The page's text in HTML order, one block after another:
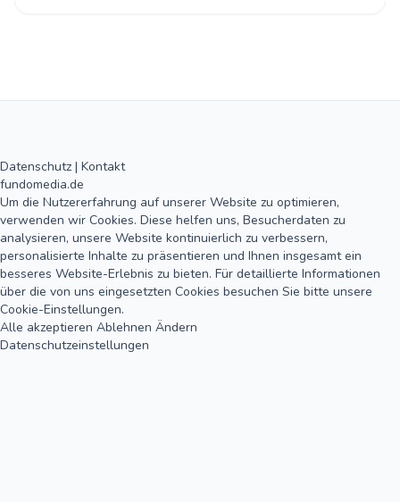
Datenschutz | Kontakt
fundomedia.de
Um die Nutzererfahrung auf unserer Website zu optimieren,
verwenden wir Cookies. Diese helfen uns, Besucherdaten zu
analysieren, unsere Website kontinuierlich zu verbessern,
personalisierte Inhalte zu präsentieren und Ihnen insgesamt ein
besseres Website-Erlebnis zu bieten. Für detaillierte Informationen
über die von uns eingesetzten Cookies besuchen Sie bitte unsere
Cookie-Einstellungen.
Alle akzeptieren Ablehnen Ändern
Datenschutzeinstellungen